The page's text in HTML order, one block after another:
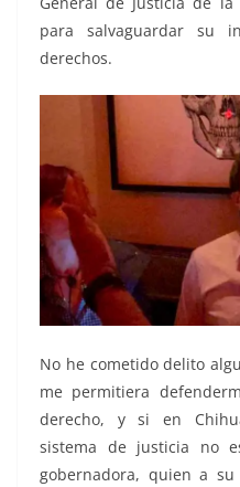
para salvaguardar su
derechos.
No he cometido delito
me permitiera
derecho, y si en
sistema de justicia no
gobernadora, quien a